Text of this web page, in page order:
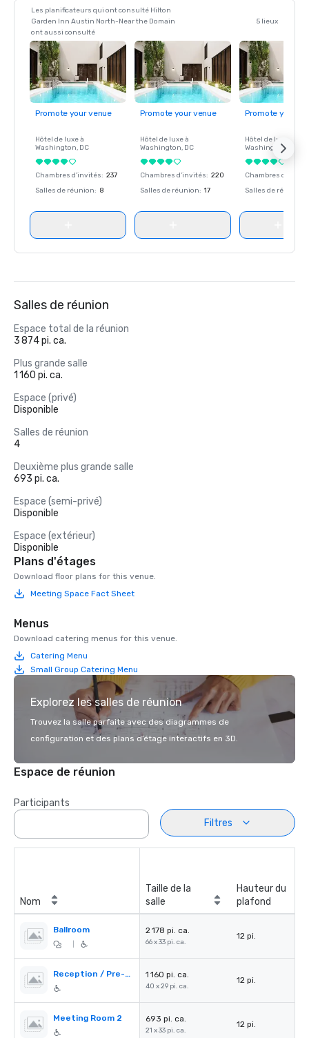
Les planificateurs qui ont consulté Hilton
Garden Inn Austin North-Near the Domain
ont aussi consulté
5 lieux
Promote your venue
Hôtel de luxe à
Washington, DC
Chambres d'invités: 237
Salles de réunion: 8
Promote your venue
Hôtel de luxe à
Washington, DC
Chambres d'invités: 220
Salles de réunion: 17
Promote your
Hôtel de luxe à
Washington
Chambres
Salles de réunion
Salles de réunion
Espace total de la réunion
3 874 pi. ca.
Plus grande salle
1 160 pi. ca.
Espace (privé)
Disponible
Salles de réunion
4
Deuxième plus grande salle
693 pi. ca.
Espace (semi-privé)
Disponible
Espace (extérieur)
Disponible
Plans d'étages
Download floor plans for this venue.
Meeting Space Fact Sheet
Menus
Download catering menus for this venue.
Catering Menu
Small Group Catering Menu
Explorez les salles de réunion
Trouvez la salle parfaite avec des diagrammes de
configuration et des plans d’étage interactifs en 3D.
Espace de réunion
Participants
Filtres
Nom
Taille de la
salle
Hauteur du
plafond
Ballroom 2 178 pi. ca.
66 x 33 pi. ca.
12 pi.
Reception / Pre-function Area 1 160 pi. ca.
40 x 29 pi. ca.
12 pi.
Meeting Room 2 693 pi. ca.
21 x 33 pi. ca.
12 pi.